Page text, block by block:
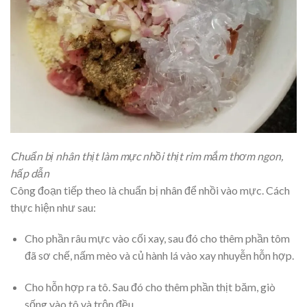
Chuẩn bị nhân thịt làm mực nhồi thịt rim mắm thơm ngon,
hấp dẫn
Công đoạn tiếp theo là chuẩn bị nhân để nhồi vào mực. Cách
thực hiện như sau:
Cho phần râu mực vào cối xay, sau đó cho thêm phần tôm
đã sơ chế, nấm mèo và củ hành lá vào xay nhuyễn hỗn hợp.
Cho hỗn hợp ra tô. Sau đó cho thêm phần thịt băm, giò
sống vào tô và trộn đều.